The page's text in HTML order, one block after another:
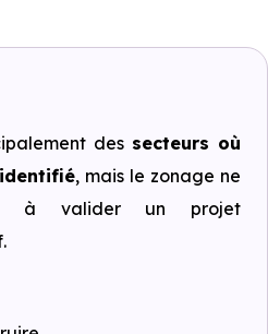
des secteurs où
, mais le zonage ne
à valider un projet